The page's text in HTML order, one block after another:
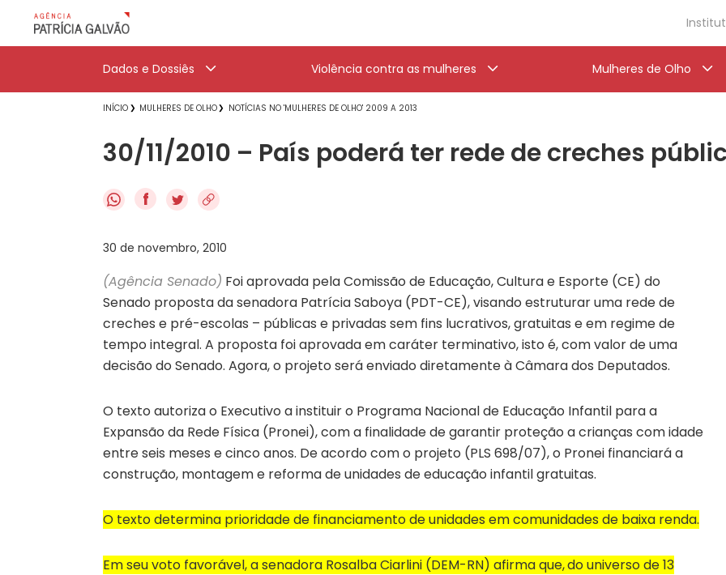
Dados e Dossiês Violência contra as mulheres Mulheres de Olho
INÍCIO MULHERES DE OLHO NOTÍCIAS NO 'MULHERES DE OLHO' 2009 A 2013
30/11/2010 – País poderá ter rede de creches
f
30 de novembro, 2010
(Agência Senado) Foi aprovada pela Comissão de Educação, Cultura e Esporte (CE) do
Senado proposta da senadora Patrícia Saboya (PDT-CE), visando estruturar uma rede de
creches e pré-escolas – públicas e privadas sem fins lucrativos, gratuitas e em regime de
tempo integral. A proposta foi aprovada em caráter terminativo, isto é, com valor de uma
decisão do Senado. Agora, o projeto será enviado diretamente à Câmara dos Deputados.
O texto autoriza o Executivo a instituir o Programa Nacional de Educação Infantil para a
Expansão da Rede Física (Pronei), com a finalidade de garantir proteção a crianças com idade
entre seis meses e cinco anos. De acordo com o projeto (PLS 698/07), o Pronei financiará a
construção, montagem e reforma de unidades de educação infantil gratuitas.
O texto determina prioridade de financiamento de unidades em comunidades de baixa renda.
Em seu voto favorável, a senadora Rosalba Ciarlini (DEM-RN) afirma que,do universo de 13